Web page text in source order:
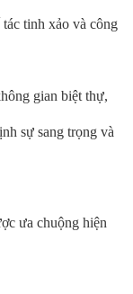
tinh xảo và công
gian biệt thự,
sự sang trọng và
ưa chuộng hiện